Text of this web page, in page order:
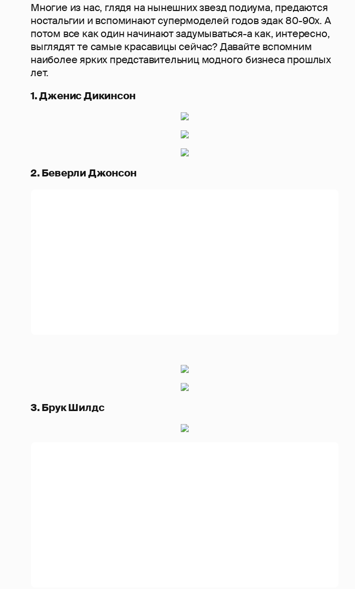
Многие из нас, глядя на нынешних звезд подиума, предаются
ностальгии и вспоминают супермоделей годов эдак 80-90х. А
потом все как один начинают задумываться-а как, интересно,
выглядят те самые красавицы сейчас? Давайте вспомним
наиболее ярких представительниц модного бизнеса прошлых
лет.
1. Дженис Дикинсон
2. Беверли Джонсон
3. Брук Шилдс